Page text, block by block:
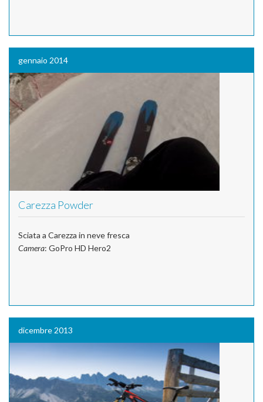
gennaio 2014
Carezza Powder
Sciata a Carezza in neve fresca
Camera: GoPro HD Hero2
dicembre 2013